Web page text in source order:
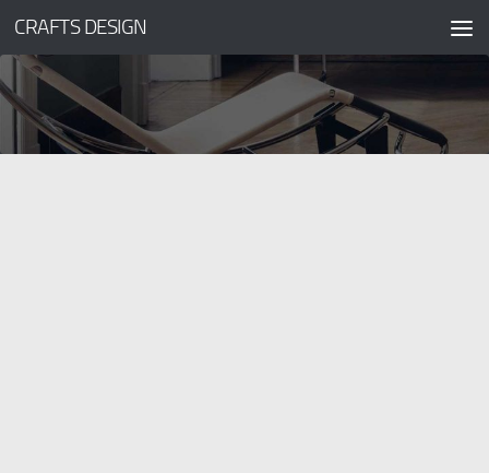
コンテンツへスキップ
CRAFTS DESIGN